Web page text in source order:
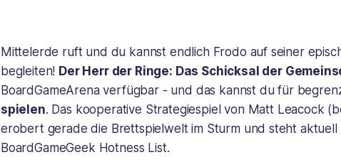
Mittelerde ruft und du kannst endlich Frodo auf seiner
begleiten! Der Herr der Ringe: Das Schicksal der
BoardGameArena verfügbar - und das kannst du für
spielen. Das kooperative Strategiespiel von Matt Leacock
erobert gerade die Brettspielwelt im Sturm und steht aktuell
BoardGameGeek Hotness List.